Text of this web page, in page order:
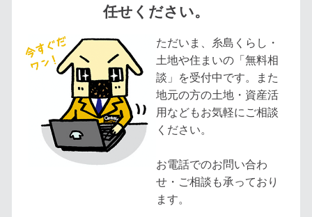
任せください。
ただいま、糸島くらし・
土地や住まいの「無料相
談」を受付中です。また
地元の方の土地・資産活
用などもお気軽にご相談
ください。
お電話でのお問い合わ
せ・ご相談も承っており
ます。